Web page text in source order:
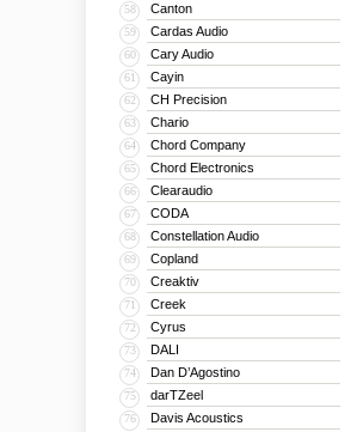
58 Canton
59 Cardas Audio
60 Cary Audio
61 Cayin
62 CH Precision
63 Chario
64 Chord Company
65 Chord Electronics
66 Clearaudio
67 CODA
68 Constellation Audio
69 Copland
70 Creaktiv
71 Creek
72 Cyrus
73 DALI
74 Dan D’Agostino
75 darTZeel
76 Davis Acoustics